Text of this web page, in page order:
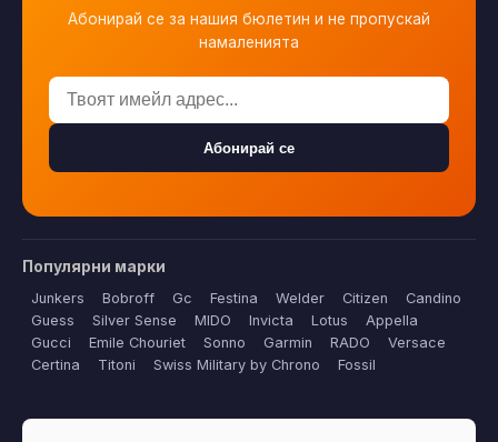
Абонирай се за нашия бюлетин и не пропускай
намаленията
Абонирай се
Популярни марки
Junkers Bobroff Gc Festina Welder Citizen
Candino
Guess
Silver Sense MIDO Invicta Lotus
Appella
Gucci
Emile Chouriet Sonno Garmin RADO
Versace
Certina
Titoni Swiss Military by Chrono Fossil